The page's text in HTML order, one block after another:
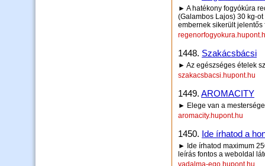
► A hatékony fogyókúra
(Galambos Lajos) 30 kg-
embernek sikerült jelentős
1448. Szakácsbácsi
► Az egészséges ételek
szakacsbacsi.hupont.hu
1449. AROMACITY
► Elege van a
aromacity.hupont.hu
1450. Ide írhatod a
► Ide írhatod maximum
leírás fontos a weboldal
vadalma-ego.hupont.hu